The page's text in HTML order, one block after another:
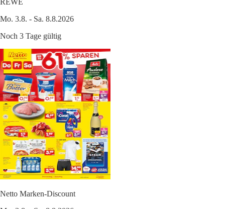
REWE
Mo. 3.8. - Sa. 8.8.2026
Noch 3 Tage gültig
Netto Marken-Discount